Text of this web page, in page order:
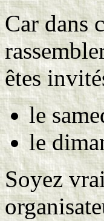
Car dans
êtes
le
le
Soyez